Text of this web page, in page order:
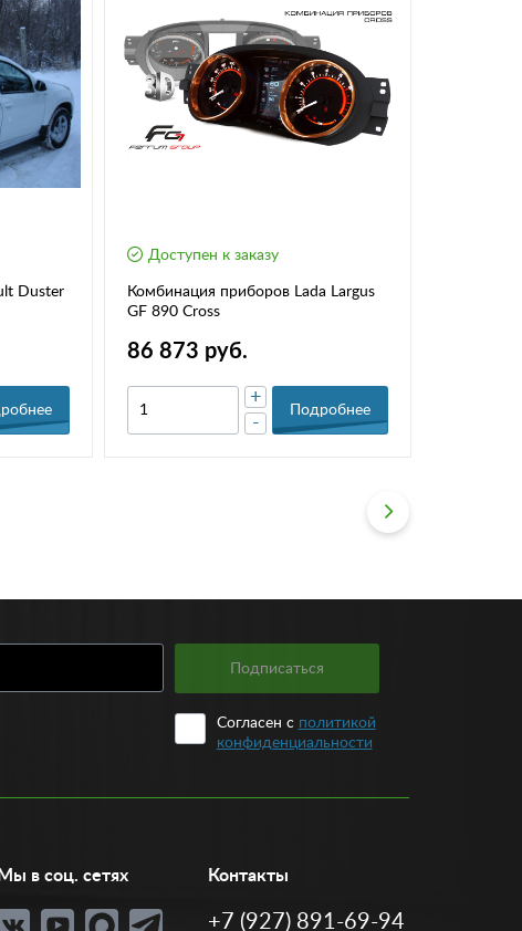
Duster
Доступен к заказу
Комбинация приборов Lada Largus
GF 890 Cross
86 873 руб.
-
+
Подробнее
Подписаться
Согласен с политикой
конфиденциальности
Мы в соц. сетях Контакты
+7 (927) 891-69-94